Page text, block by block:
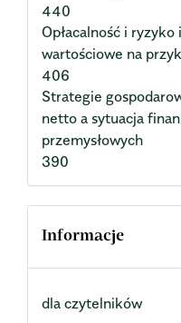
440
Opłacalność i
wartościowe na
406
Strategie
netto a sytuacja
przemysłowych
390
Informacje
dla czytelników